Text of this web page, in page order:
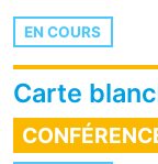
EN COURS
Carte